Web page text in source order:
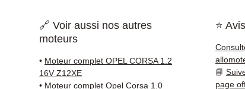
✅
della
🔗 Voir aussi nos autres
moteurs
• Moteur complet OPEL CORSA 1.2
16V Z12XE
• Moteur complet Opel Corsa 1.0
⭐
📘
page